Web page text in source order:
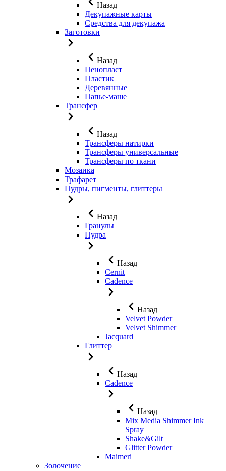
Назад
Декупажные карты
Средства для декупажа
Заготовки
Назад
Пенопласт
Пластик
Деревянные
Папье-маше
Трансфер
Назад
Трансферы натирки
Трансферы универсальные
Трансферы по ткани
Мозаика
Трафарет
Пудры, пигменты, глиттеры
Назад
Гранулы
Пудра
Назад
Cernit
Cadence
Назад
Velvet Powder
Velvet Shimmer
Jaсquard
Глиттер
Назад
Cadence
Назад
Mix Media Shimmer Ink
Spray
Shake&Gilt
Glitter Powder
Maimeri
Золочение